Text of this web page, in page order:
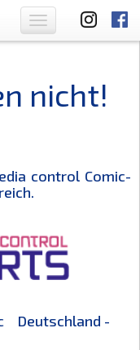
Toggle
navigation
nicht!
control Comic-
Deutschland -